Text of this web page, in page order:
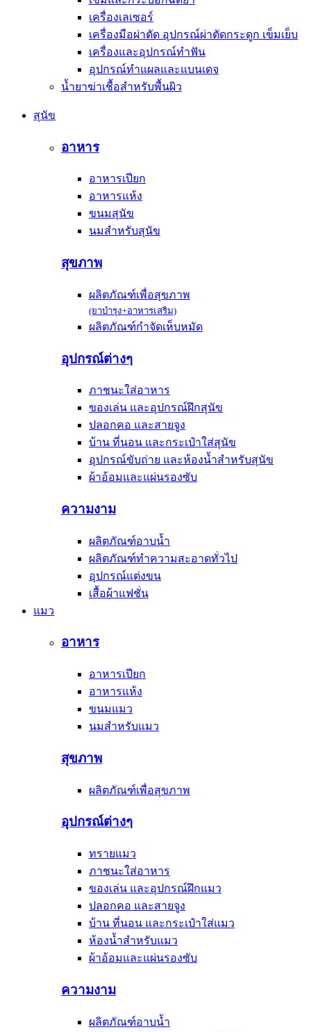
เครื่องเลเซอร์
เครื่องมือผ่าตัด อุปกรณ์ผ่าตัดกระดูก เข็มเย็บ
เครื่องและอุปกรณ์ทำฟัน
อุปกรณ์ทำแผลและแบนเดจ
น้ำยาฆ่าเชื้อสำหรับพื้นผิว
สุนัข
อาหาร
อาหารเปียก
อาหารแห้ง
ขนมสุนัข
นมสำหรับสุนัข
สุขภาพ
ผลิตภัณฑ์เพื่อสุขภาพ
(ยาบำรุง+อาหารเสริม)
ผลิตภัณฑ์กำจัดเห็บหมัด
อุปกรณ์ต่างๆ
ภาชนะใส่อาหาร
ของเล่น และอุปกรณ์ฝึกสุนัข
ปลอกคอ และสายจูง
บ้าน ที่นอน และกระเป๋าใส่สุนัข
อุปกรณ์ขับถ่าย และห้องน้ำสำหรับสุนัข
ผ้าอ้อมและแผ่นรองซับ
ความงาม
ผลิตภัณฑ์อาบน้ำ
ผลิตภัณฑ์ทำความสะอาดทั่วไป
อุปกรณ์แต่งขน
เสื้อผ้าแฟชั่น
แมว
อาหาร
อาหารเปียก
อาหารแห้ง
ขนมแมว
นมสำหรับแมว
สุขภาพ
ผลิตภัณฑ์เพื่อสุขภาพ
อุปกรณ์ต่างๆ
ทรายแมว
ภาชนะใส่อาหาร
ของเล่น และอุปกรณ์ฝึกแมว
ปลอกคอ และสายจูง
บ้าน ที่นอน และกระเป๋าใส่แมว
ห้องน้ำสำหรับแมว
ผ้าอ้อมและแผ่นรองซับ
ความงาม
ผลิตภัณฑ์อาบน้ำ